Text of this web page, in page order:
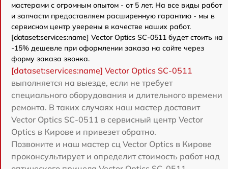
мастерами с огромным опытом - от 5 лет. На все виды работ
и запчасти предоставляем расширенную гарантию - мы в
сервисном центр уверены в качестве наших работ.
[dataset:services:name] Vector Optics SC-0511 будет стоить на
-15% дешевле при оформлении заказа на сайте через
форму заказа звонка.
[dataset:services:name] Vector Optics SC-0511
выполняется на выезде, если не требует
специального оборудования и длительного времени
ремонта. В таких случаях наш мастер доставит
Vector Optics SC-0511 в сервисный центр Vector
Optics в Кирове и привезет обратно.
Позвоните и наш мастер сц Vector Optics в Кирове
проконсультирует и определит стоимость работ над